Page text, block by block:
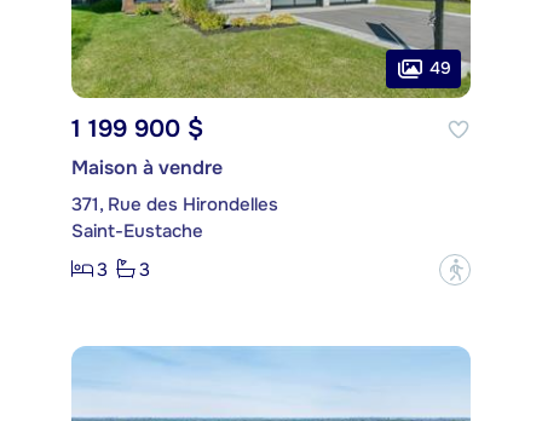
49
1 199 900 $
Maison à vendre
371, Rue des Hirondelles
Saint-Eustache
3
3 ?